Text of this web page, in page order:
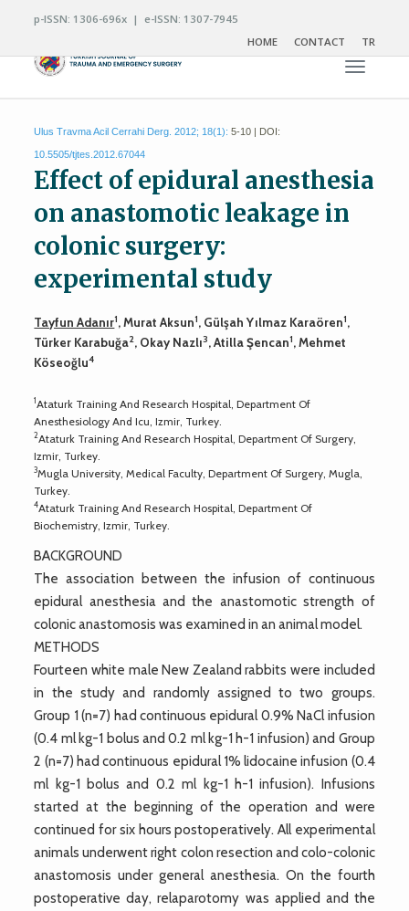
p-ISSN: 1306-696x | e-ISSN: 1307-7945
HOME
CONTACT TR
Toggle
Ulus Travma Acil Cerrahi Derg. 2012; 18(1): 5-10 | DOI:
10.5505/tjtes.2012.67044
Effect of epidural anesthesia
on anastomotic leakage in
colonic surgery:
experimental study
Tayfun Adanır1, Murat Aksun1, Gülşah Yılmaz Karaören1,
Türker Karabuğa2, Okay Nazlı3, Atilla Şencan1, Mehmet
Köseoğlu4
1Ataturk Training And Research Hospital, Department Of
Anesthesiology And Icu, Izmir, Turkey.
2Ataturk Training And Research Hospital, Department Of Surgery,
Izmir, Turkey.
3Mugla University, Medical Faculty, Department Of Surgery, Mugla,
Turkey.
4Ataturk Training And Research Hospital, Department Of
Biochemistry, Izmir, Turkey.
BACKGROUND
The association between the infusion of continuous
epidural anesthesia and the anastomotic strength of
colonic anastomosis was examined in an animal model.
METHODS
Fourteen white male New Zealand rabbits were included
in the study and randomly assigned to two groups.
Group 1 (n=7) had continuous epidural 0.9% NaCl infusion
(0.4 ml kg-1 bolus and 0.2 ml kg-1 h-1 infusion) and Group
2 (n=7) had continuous epidural 1% lidocaine infusion (0.4
ml kg-1 bolus and 0.2 ml kg-1 h-1 infusion). Infusions
started at the beginning of the operation and were
continued for six hours postoperatively. All experimental
animals underwent right colon resection and colo-colonic
anastomosis under general anesthesia. On the fourth
postoperative day, relaparotomy was applied and the